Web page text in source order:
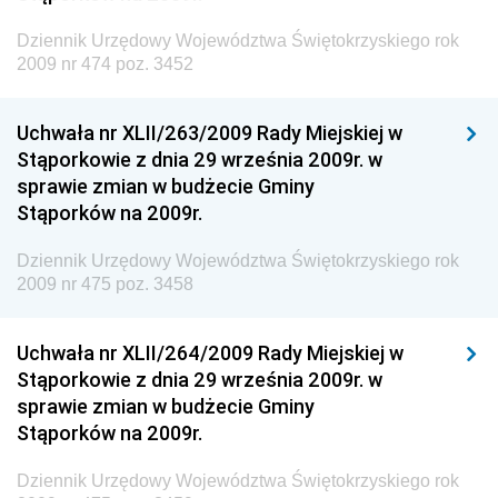
Dziennik Urzędowy Głównego Inspektoratu Ochrony
Środowiska
Dziennik Urzędowy Generalnej Dyrekcji Ochrony
Dziennik Urzędowy Ministerstwa Administracji,
Gospodarki Terenowej i Ochrony Środowiska
Dziennik Urzędowy Ministerstwa Administracji i
Gospodarki Przestrzennej
Dziennik Urzędowy Unii Europejskiej, L
Dziennik Urzędowy Ministerstwa Przemysłu
Chemicznego i Lekkiego
Dziennik Urzędowy Ministerstwa Rolnictwa i
Gospodarki Żywnościowej
Dziennik Urzędowy Ministra Rodziny, Pracy i Polityki
Dziennik Urzędowy Województwa Świętokrzyskiego rok
2009 nr 474 poz. 3452
Uchwała nr XLII/263/2009 Rady Miejskiej w
Stąporkowie z dnia 29 września 2009r. w
sprawie zmian w budżecie Gminy
Stąporków na 2009r.
Dziennik Urzędowy Województwa Świętokrzyskiego rok
2009 nr 475 poz. 3458
Uchwała nr XLII/264/2009 Rady Miejskiej w
Stąporkowie z dnia 29 września 2009r. w
sprawie zmian w budżecie Gminy
Stąporków na 2009r.
Dziennik Urzędowy Województwa Świętokrzyskiego rok